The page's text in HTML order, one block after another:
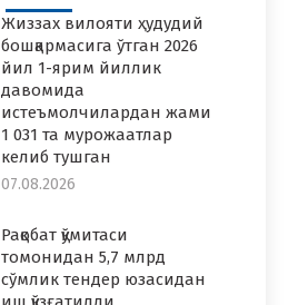
Жиззах вилояти ҳудудий
бошқармасига ўтган 2026
йил 1-ярим йиллик
давомида
истеъмолчилардан жами
1 031 та мурожаатлар
келиб тушган
07.08.2026
Рақобат қўмитаси
томонидан 5,7 млрд
сўмлик тендер юзасидан